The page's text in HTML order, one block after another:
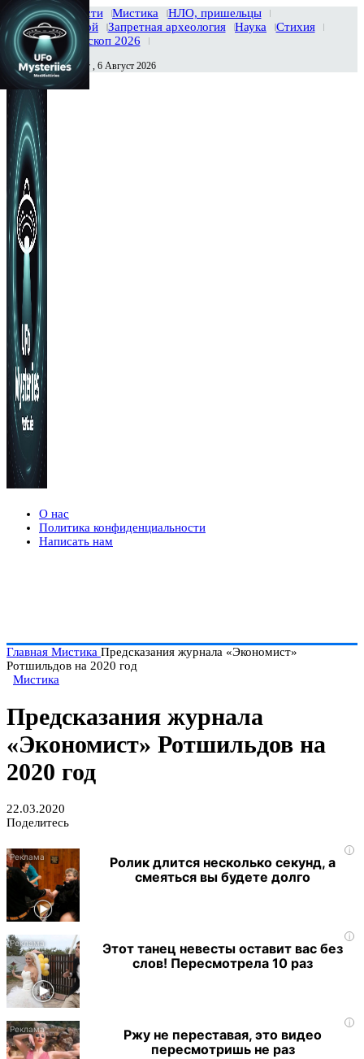
Главная Новости Мистика
НЛО, пришельцы
Тайны вселенной
Запретная археология Наука
Стихия
История
Гороскоп 2026
Сегодня Четверг , 6 Август 2026
О нас
Политика конфиденциальности
Написать нам
Главная Мистика Предсказания журнала «Экономист»
Ротшильдов на 2020 год
Мистика
Предсказания журнала
«Экономист» Ротшильдов на
2020 год
22.03.2020
Поделитесь
i
Ролик длится несколько секунд, а
смеяться вы будете долго
i
Этот танец невесты оставит вас без
слов! Пересмотрела 10 раз
i
Ржу не переставая, это видео
пересмотришь не раз